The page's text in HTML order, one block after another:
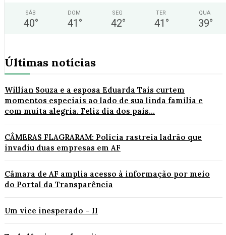
SÁB
40°
DOM
41 °
SEG
42°
TER
41 °
QUA
39°
Últimas notícias
Willian Souza e a esposa Eduarda Tais curtem
momentos especiais ao lado de sua linda família e
com muita alegria. Feliz dia dos pais...
CÂMERAS FLAGRARAM: Polícia rastreia ladrão que
invadiu duas empresas em AF
Câmara de AF amplia acesso à informação por meio
do Portal da Transparência
Um vice inesperado – II